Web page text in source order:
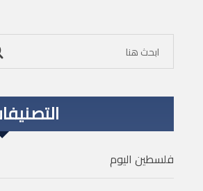
فلسطين اليوم